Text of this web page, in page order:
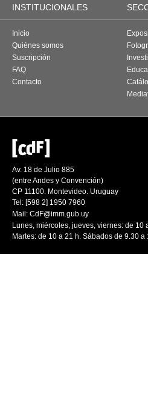
INSTITUCIONALES
Inicio
Quiénes somos
Suscripción
FAQ
Contacto
Av. 18 de Julio 885
(entre Andes y Convención)
CP 11100. Montevideo. Uruguay
Tel: [598 2] 1950 7960
Mail: CdF@imm.gub.uy
Lunes, miércoles, jueves, viernes: de 10
Martes: de 10 a 21 h. Sábados de 9.30 a